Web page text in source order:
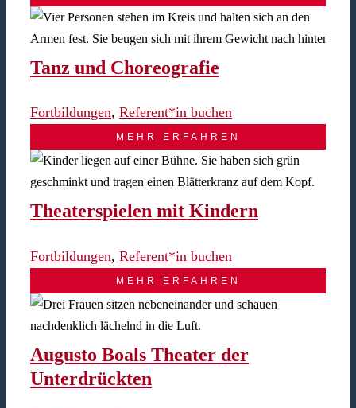
Tanz und Choreografie
Fortbildungen, Referent*in buchen
MEHR ERFAHREN
Theaterspielen mit Kindern
Fortbildungen, Referent*in buchen
MEHR ERFAHREN
Augusto Boals Theater der
Unterdrückten